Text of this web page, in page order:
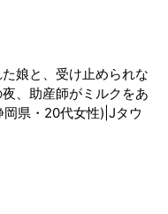
た娘と、受け止められな
、助産師がミルクをあ
県・20代女性)|Jタウ